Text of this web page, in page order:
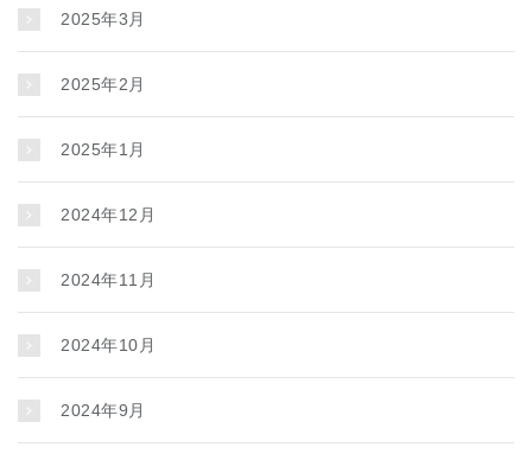
2025年3月
2025年2月
2025年1月
2024年12月
2024年11月
2024年10月
2024年9月